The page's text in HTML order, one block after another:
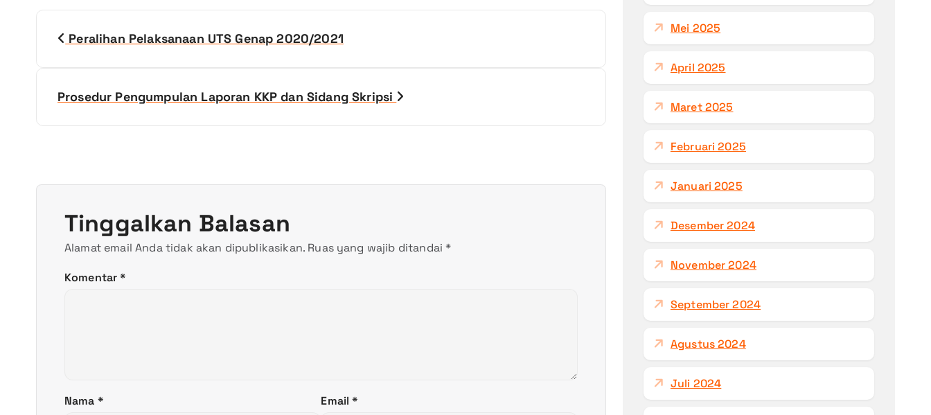
a
Peralihan Pelaksanaan UTS Genap 2020/2021
Prosedur Pengumpulan Laporan KKP dan Sidang Skripsi
Tinggalkan Balasan
Alamat email Anda tidak akan dipublikasikan. Ruas yang wajib ditandai*
Komentar*
Nama * Email*
Mei 2025
April 2025
Maret 2025
Februari 2025
Januari 2025
Desember 2024
November 2024
September 2024
Agustus 2024
Juli 2024